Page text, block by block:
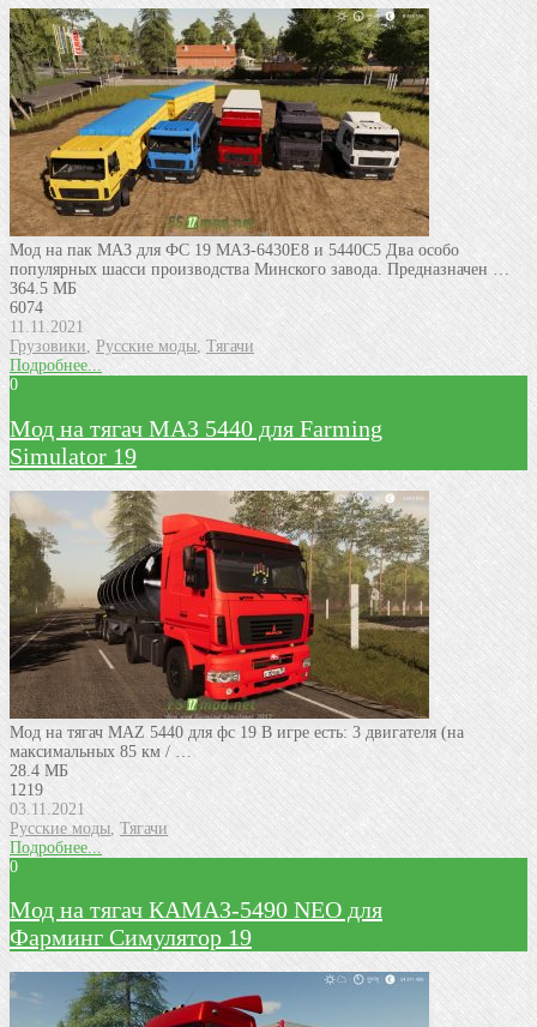
Мод на пак МАЗ для ФС 19 МАЗ-6430Е8 и 5440С5 Два особо
популярных шасси производства Минского завода. Предназначен …
364.5 МБ
6074
11.11.2021
Грузовики, Русские моды, Тягачи
Подробнее...
0
Мод на тягач МАЗ 5440 для Farming
Simulator 19
Мод на тягач MAZ 5440 для фс 19 В игре есть: 3 двигателя (на
максимальных 85 км / …
28.4 МБ
1219
03.11.2021
Русские моды Тягачи
Подробнее...
0
Мод на тягач КАМАЗ-5490 NEO для
Фарминг Симулятор 19